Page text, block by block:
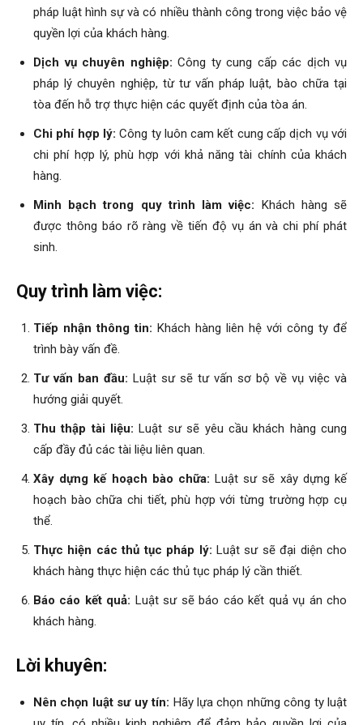
pháp luật hình sự và có nhiều thành công trong việc bảo vệ
quyền lợi của khách hàng.
Dịch vụ chuyên nghiệp: Công ty cung cấp các dịch vụ
pháp lý chuyên nghiệp, từ tư vấn pháp luật, bào chữa tại
tòa đến hỗ trợ thực hiện các quyết định của tòa án.
Chi phí hợp lý: Công ty luôn cam kết cung cấp dịch vụ với
chi phí hợp lý, phù hợp với khả năng tài chính của khách
hàng.
Minh bạch trong quy trình làm việc: Khách hàng sẽ
được thông báo rõ ràng về tiến độ vụ án và chi phí phát
sinh.
Quy trình làm việc:
Tiếp nhận thông tin: Khách hàng liên hệ với công ty để
trình bày vấn đề.
Tư vấn ban đầu: Luật sư sẽ tư vấn sơ bộ về vụ việc và
hướng giải quyết.
Thu thập tài liệu: Luật sư sẽ yêu cầu khách hàng cung
cấp đầy đủ các tài liệu liên quan.
Xây dựng kế hoạch bào chữa: Luật sư sẽ xây dựng kế
hoạch bào chữa chi tiết, phù hợp với từng trường hợp cụ
thể.
Thực hiện các thủ tục pháp lý: Luật sư sẽ đại diện cho
khách hàng thực hiện các thủ tục pháp lý cần thiết.
Báo cáo kết quả: Luật sư sẽ báo cáo kết quả vụ án cho
khách hàng.
Lời khuyên:
Nên chọn luật sư uy tín: Hãy lựa chọn những công ty luật